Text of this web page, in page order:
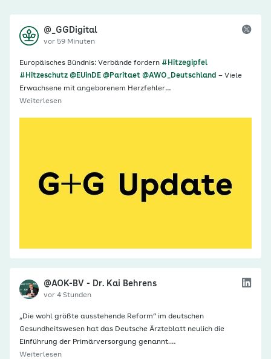
@_GGDigital
vor 59 Minuten
Europäisches Bündnis: Verbände fordern #Hitzegipfel
#Hitzeschutz @EUinDE @Paritaet @AWO_Deutschland – Viele
Erwachsene mit angeborenem Herzfehler…
Weiterlesen
@AOK-BV - Dr. Kai Behrens
vor 4 Stunden
„Die wohl größte ausstehende Reform“ im deutschen
Gesundheitswesen hat das Deutsche Ärzteblatt neulich die
Einführung der Primärversorgung genannt.…
Weiterlesen